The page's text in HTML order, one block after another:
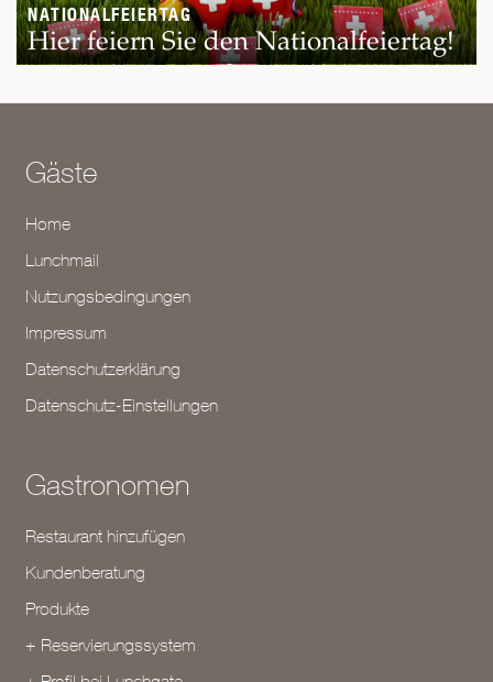
NATIONALFEIERTAG
Hier feiern Sie den Nationalfeiertag!
Gäste
Home
Lunchmail
Nutzungsbedingungen
Impressum
Datenschutzerklärung
Datenschutz-Einstellungen
Gastronomen
Restaurant hinzufügen
Kundenberatung
Produkte
+ Reservierungssystem